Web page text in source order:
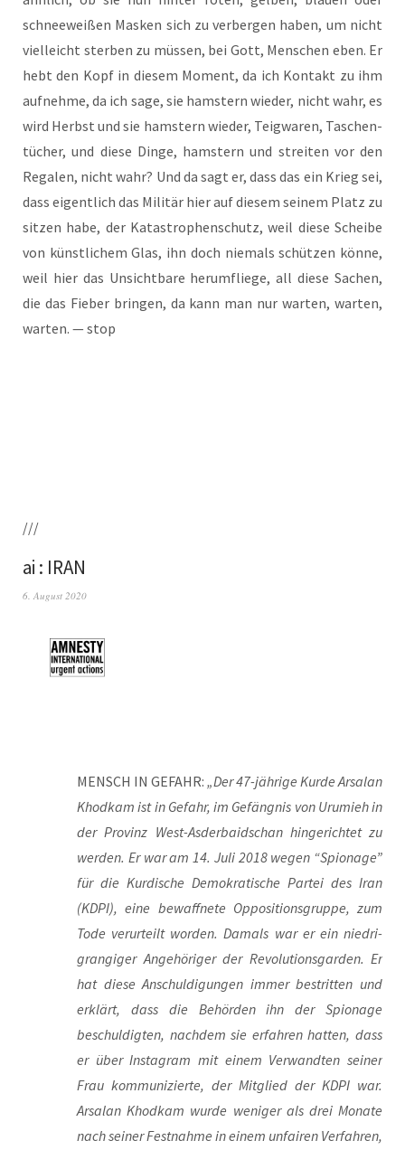
schnee­wei­ßen Mas­ken sich zu ver­ber­gen haben, um nicht
viel­leicht ster­ben zu müs­sen, bei Gott, Men­schen eben. Er
hebt den Kopf in die­sem Moment, da ich Kon­takt zu ihm
auf­neh­me, da ich sage, sie hams­tern wie­der, nicht wahr, es
wird Herbst und sie hams­tern wie­der, Teig­wa­ren, Taschen­
tü­cher, und die­se Din­ge, hams­tern und strei­ten vor den
Rega­len, nicht wahr? Und da sagt er, dass das ein Krieg sei,
dass eigent­lich das Mili­tär hier auf die­sem sei­nem Platz zu
sit­zen habe, der Kata­stro­phen­schutz, weil die­se Schei­be
von künst­li­chem Glas, ihn doch nie­mals schüt­zen kön­ne,
weil hier das Unsicht­ba­re her­um­flie­ge, all die­se Sachen,
die das Fie­ber brin­gen, da kann man nur war­ten, war­ten,
war­ten. — stop
///
ai : IRAN
6. August 2020
MENSCH IN GEFAHR: „Der 47-jäh­ri­ge Kur­de Arsalan
Khod­kam ist in Gefahr, im Gefäng­nis von Urumieh in
der Pro­vinz West-Asder­bai­dschan hin­ge­rich­tet zu
wer­den. Er war am 14. Juli 2018 wegen “Spio­na­ge”
für die Kur­di­sche Demo­kra­ti­sche Par­tei des Iran
(KDPI), eine bewaff­ne­te Oppo­si­ti­ons­grup­pe, zum
Tode ver­ur­teilt wor­den. Damals war er ein nied­ri­
gran­gi­ger Ange­hö­ri­ger der Revo­lu­ti­ons­gar­den. Er
hat die­se Anschul­di­gun­gen immer bestrit­ten und
erklärt, dass die Behör­den ihn der Spio­na­ge
beschul­dig­ten, nach­dem sie erfah­ren hat­ten, dass
er über Insta­gram mit einem Ver­wand­ten sei­ner
Frau kom­mu­ni­zier­te, der Mit­glied der KDPI war.
Arsalan Khod­kam wur­de weni­ger als drei Mona­te
nach sei­ner Fest­nah­me in einem unfai­ren Ver­fah­ren,